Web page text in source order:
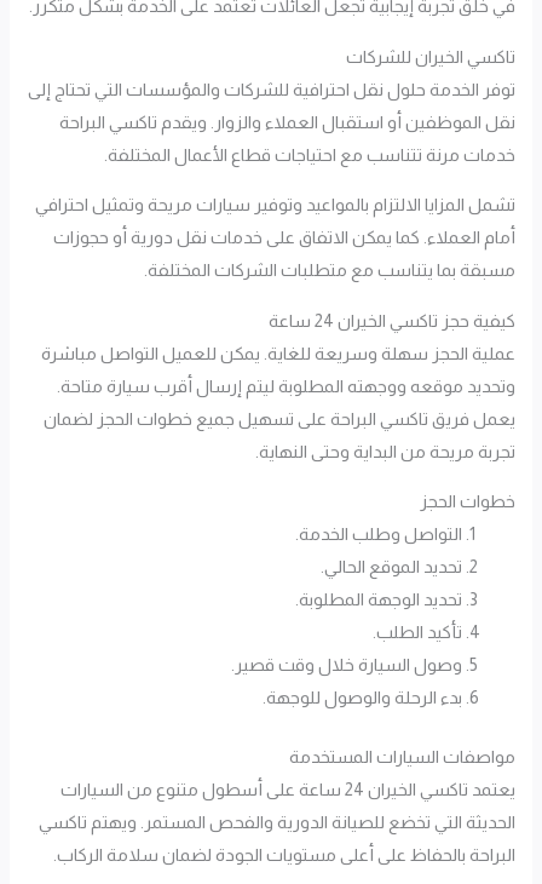
في خلق تجربة إيجابية تجعل العائلات تعتمد على الخدمة بشكل متكرر.
تاكسي الخيران للشركات
توفر الخدمة حلول نقل احترافية للشركات والمؤسسات التي تحتاج إلى
نقل الموظفين أو استقبال العملاء والزوار. ويقدم تاكسي البراحة
خدمات مرنة تتناسب مع احتياجات قطاع الأعمال المختلفة.
تشمل المزايا الالتزام بالمواعيد وتوفير سيارات مريحة وتمثيل احترافي
أمام العملاء. كما يمكن الاتفاق على خدمات نقل دورية أو حجوزات
مسبقة بما يتناسب مع متطلبات الشركات المختلفة.
كيفية حجز تاكسي الخيران 24 ساعة
عملية الحجز سهلة وسريعة للغاية. يمكن للعميل التواصل مباشرة
وتحديد موقعه ووجهته المطلوبة ليتم إرسال أقرب سيارة متاحة.
يعمل فريق تاكسي البراحة على تسهيل جميع خطوات الحجز لضمان
تجربة مريحة من البداية وحتى النهاية.
خطوات الحجز
التواصل وطلب الخدمة.
تحديد الموقع الحالي.
تحديد الوجهة المطلوبة.
تأكيد الطلب.
وصول السيارة خلال وقت قصير.
بدء الرحلة والوصول للوجهة.
مواصفات السيارات المستخدمة
يعتمد تاكسي الخيران 24 ساعة على أسطول متنوع من السيارات
الحديثة التي تخضع للصيانة الدورية والفحص المستمر. ويهتم تاكسي
البراحة بالحفاظ على أعلى مستويات الجودة لضمان سلامة الركاب.